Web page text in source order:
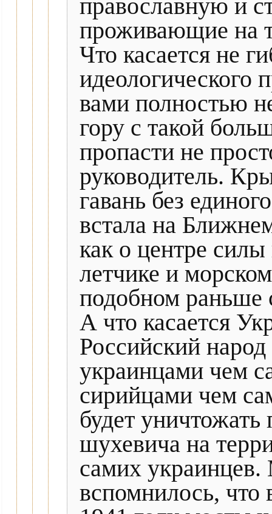
православную и
проживающие на
Что касается не
идеологического
вами полностью
гору с такой
пропасти не
руководитель.
гавань без
встала на
как о центре
летчике и
подобном раньше
А что касается
Российский
украинцами чем
сирийцами чем
будет
шухевича на
самих
вспомнилось,